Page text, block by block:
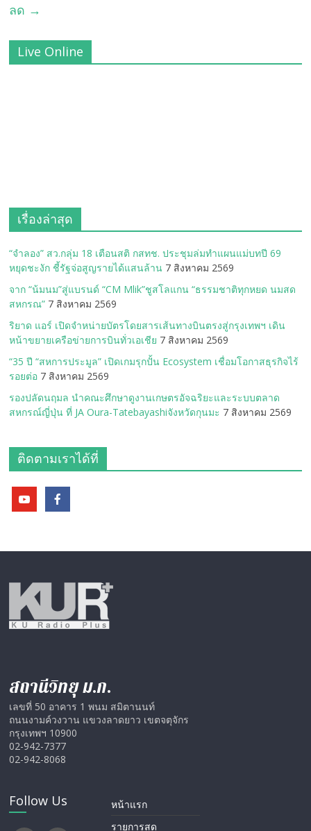
ลด →
Live Online
เรื่องล่าสุด
“จำลอง” สว.กลุ่ม 18 เตือนสติ กสทช. ประชุมล่มทำแผนแม่บทปี 69
หยุดชะงัก ชี้รัฐจ่อสูญรายได้แสนล้าน 7 สิงหาคม 2569
จาก “น้มนม”สู่แบรนด์ “CM Mlik”ชูสโลแกน “ธรรมชาติทุกหยด นมสด
สหกรณ” 7 สิงหาคม 2569
ริยาด แอร์ เปิดจำหน่ายบัตรโดยสารเส้นทางบินตรงสู่กรุงเทพฯ เดิน
หน้าขยายเครือข่ายการบินทั่วเอเชีย 7 สิงหาคม 2569
“35 ปี “สหการประมูล” เปิดเกมรุกปั้น Ecosystem เชื่อมโอกาสธุรกิจไร้
รอยต่อ 7 สิงหาคม 2569
รองปลัดนฤมล นำคณะศึกษาดูงานเกษตรอัจฉริยะและระบบตลาด
สหกรณ์ญี่ปุ่น ที่ JA Oura-Tatebayashiจังหวัดกุนมะ 7 สิงหาคม 2569
ติดตามเราได้ที่
สถานีวิทยุ ม.ก.
เลขที่ 50 อาคาร 1 พนม สมิตานนท์
ถนนงามค์วงวาน แขวงลาดยาว เขตจตุจักร
กรุงเทพฯ 10900
02-942-7377
02-942-8068
Follow Us
หน้าแรก
รายการสด